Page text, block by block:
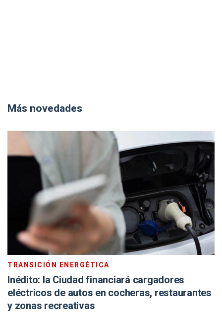
Más novedades
TRANSICIÓN ENERGÉTICA
Inédito: la Ciudad financiará cargadores
eléctricos de autos en cocheras, restaurantes
y zonas recreativas